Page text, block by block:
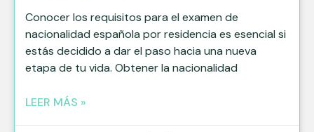
Conocer los requisitos para el examen de
nacionalidad española por residencia es esencial si
estás decidido a dar el paso hacia una nueva
etapa de tu vida. Obtener la nacionalidad
LEER MÁS »